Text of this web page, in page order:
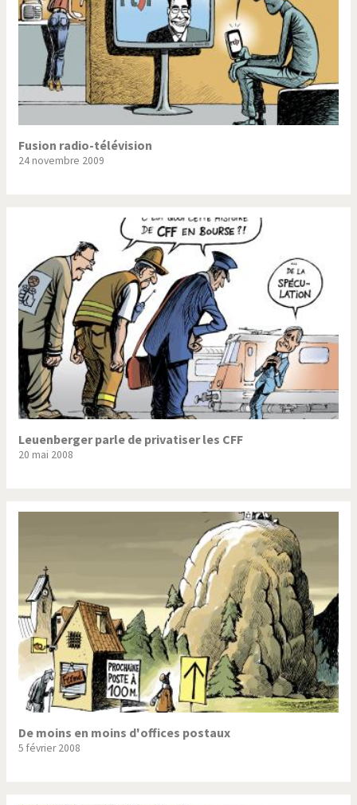
Fusion radio-télévision
24 novembre 2009
Leuenberger parle de privatiser les CFF
20 mai 2008
De moins en moins d'offices postaux
5 février 2008